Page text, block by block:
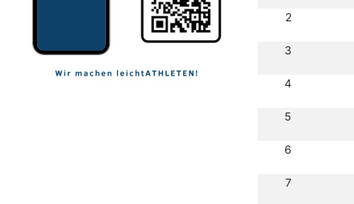
2
3
4
5
6
7